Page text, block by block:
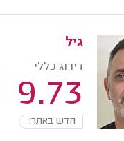
גיל
דירוג כללי
9.73
חדש באתר!